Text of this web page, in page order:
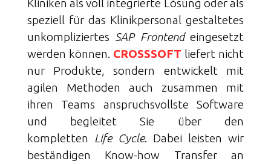
Kliniken als voll integrierte Lösung oder als
speziell für das Klinik­personal gestaltetes
unkompliziertes SAP Frontend eingesetzt
werden können. CROSSSOFT liefert nicht
nur Produkte, sondern entwickelt mit
agilen Methoden auch zusammen mit
ihren Teams anspruchs­vollste Software
und begleitet Sie über den
kompletten
Life Cycle. Dabei leisten wir
beständigen Know-how Transfer an